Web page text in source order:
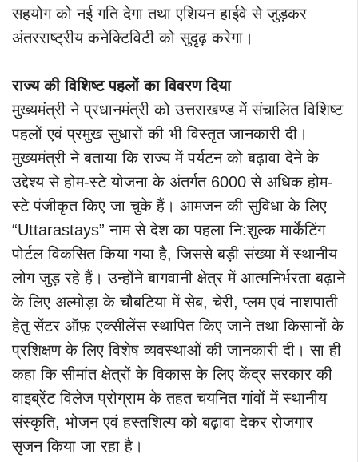
सहयोग को नई गति देगा तथा एशियन हाईवे से जुड़कर
अंतरराष्ट्रीय कनेक्टिविटी को सुदृढ़ करेगा।
राज्य की विशिष्ट पहलों का विवरण दिया
मुख्यमंत्री ने प्रधानमंत्री को उत्तराखण्ड में संचालित विशिष्ट
पहलों एवं प्रमुख सुधारों की भी विस्तृत जानकारी दी।
मुख्यमंत्री ने बताया कि राज्य में पर्यटन को बढ़ावा देने के
उद्देश्य से होम-स्टे योजना के अंतर्गत 6000 से अधिक होम-
स्टे पंजीकृत किए जा चुके हैं। आमजन की सुविधा के लिए
“Uttarastays” नाम से देश का पहला नि:शुल्क मार्केटिंग
पोर्टल विकसित किया गया है, जिससे बड़ी संख्या में स्थानीय
लोग जुड़ रहे हैं। उन्होंने बागवानी क्षेत्र में आत्मनिर्भरता बढ़ाने
के लिए अल्मोड़ा के चौबटिया में सेब, चेरी, प्लम एवं नाशपाती
हेतु सेंटर ऑफ़ एक्सीलेंस स्थापित किए जाने तथा किसानों के
प्रशिक्षण के लिए विशेष व्यवस्थाओं की जानकारी दी। सा ही
कहा कि सीमांत क्षेत्रों के विकास के लिए केंद्र सरकार की
वाइब्रेंट विलेज प्रोग्राम के तहत चयनित गांवों में स्थानीय
संस्कृति, भोजन एवं हस्तशिल्प को बढ़ावा देकर रोजगार
सृजन किया जा रहा है।